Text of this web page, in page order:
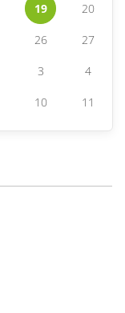
19 20
26 27
3 4
10 11